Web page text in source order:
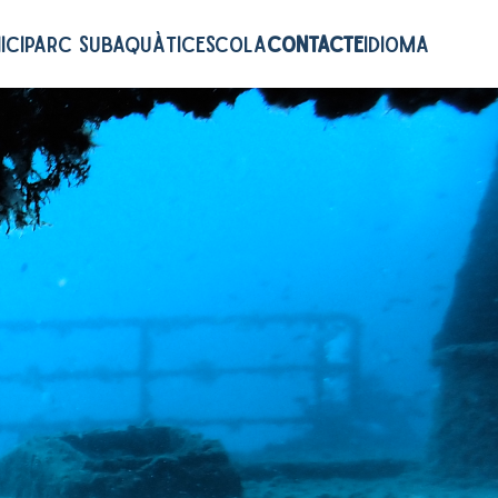
PARC SUBAQUÀTICESCOLACONTACTEIDIOMA